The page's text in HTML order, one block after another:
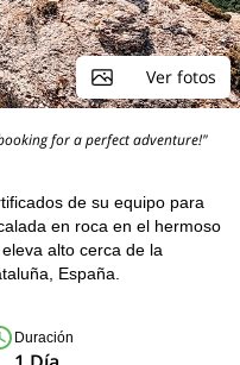
Ver fotos
for a perfect adventure!"
de su equipo para
en roca en el hermoso
alto cerca de la
España.
Duración